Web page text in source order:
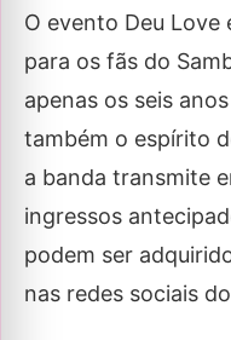
O evento Deu
para os fãs do
apenas os seis
também o espírito
a banda transmite
ingressos
podem ser
nas redes sociais